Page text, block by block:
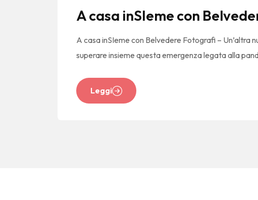
A casa inSIeme con
A casa inSIeme con Belvedere Fotografi – Un’altra
superare insieme questa emergenza legata alla
Leggi